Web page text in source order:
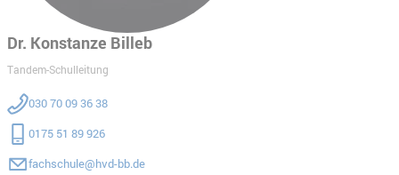
Dr. Konstanze Billeb
Tandem-Schulleitung
030 70 09 36 38
0175 51 89 926
fachschule@hvd-bb.de